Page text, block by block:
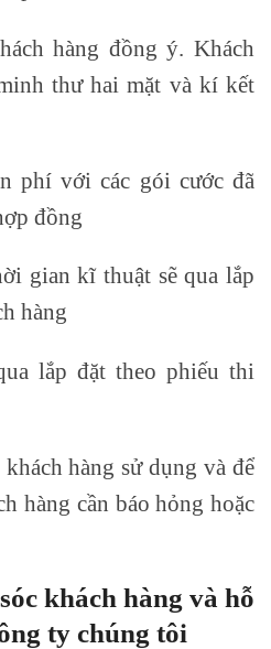
hàng đồng ý. Khách
thư hai mặt và kí kết
phí với các gói cước đã
đồng
gian kĩ thuật sẽ qua lắp
hàng
lắp đặt theo phiếu thi
hàng sử dụng và để
hàng cần báo hỏng hoặc
khách hàng và hỗ
ty chúng tôi